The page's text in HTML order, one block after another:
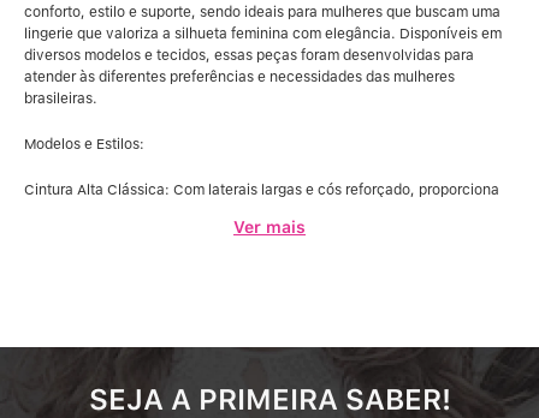
conforto, estilo e suporte, sendo ideais para mulheres que buscam uma
lingerie que valoriza a silhueta feminina com elegância. Disponíveis em
diversos modelos e tecidos, essas peças foram desenvolvidas para
atender às diferentes preferências e necessidades das mulheres
brasileiras.
Modelos e Estilos:
Cintura Alta Clássica: Com laterais largas e cós reforçado, proporciona
Cintura Alta com Reforço Frontal: Confeccionada em LYCRA®
Cada modelo é confeccionado com materiais de alta qualidade, como
microfibra macia, algodão egípcio, renda delicada e LYCRA® trabalhada,
Ver mais
SEJA A PRIMEIRA SABER!